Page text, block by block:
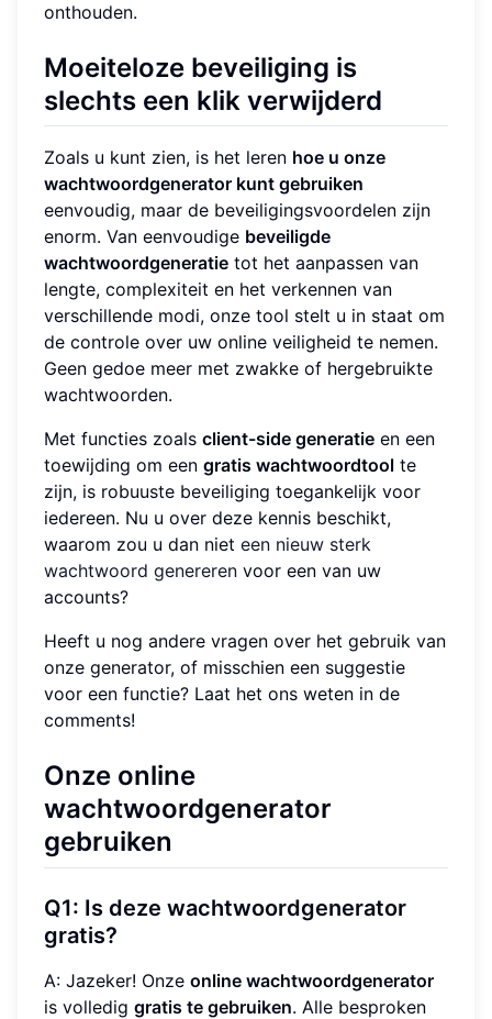
onthouden.
Moeiteloze beveiliging is
slechts een klik verwijderd
Zoals u kunt zien, is het leren hoe u onze
wachtwoordgenerator kunt gebruiken
eenvoudig, maar de beveiligingsvoordelen zijn
enorm. Van eenvoudige beveiligde
wachtwoordgeneratie tot het aanpassen van
lengte, complexiteit en het verkennen van
verschillende modi, onze tool stelt u in staat om
de controle over uw online veiligheid te nemen.
Geen gedoe meer met zwakke of hergebruikte
wachtwoorden.
Met functies zoals client-side generatie en een
toewijding om een gratis wachtwoordtool te
zijn, is robuuste beveiliging toegankelijk voor
iedereen. Nu u over deze kennis beschikt,
waarom zou u dan niet een nieuw sterk
wachtwoord genereren voor een van uw
accounts?
Heeft u nog andere vragen over het gebruik van
onze generator, of misschien een suggestie
voor een functie? Laat het ons weten in de
comments!
Onze online
wachtwoordgenerator
gebruiken
Q1: Is deze wachtwoordgenerator
gratis?
A: Jazeker! Onze online wachtwoordgenerator
is volledig gratis te gebruiken. Alle besproken